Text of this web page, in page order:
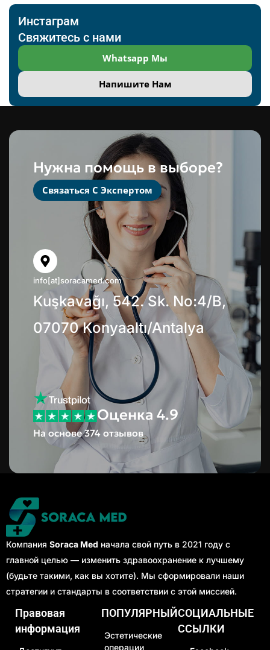
Инстаграм
Свяжитесь с нами
Whatsapp Мы
Напишите Нам
Нужна помощь в выборе?
Связаться С Экспертом
info[at]soracamed.com
Kuşkavağı, 542. Sk. No:4/B,
07070 Konyaaltı/Antalya
Оценка 4.9
На основе 374 отзывов
Компания Soraca Med начала свой путь в 2021 году с
главной целью — изменить здравоохранение к лучшему
(будьте такими, как вы хотите). Мы сформировали наши
стратегии и стандарты в соответствии с этой миссией.
Правовая
информация
ПОПУЛЯРНЫЙ
Эстетические
операции
СОЦИАЛЬНЫЕ
ССЫЛКИ